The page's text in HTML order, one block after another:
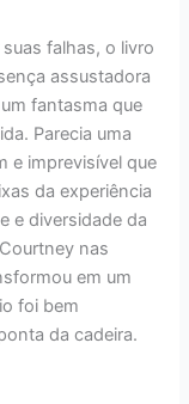
falhas, o livro
assustadora
fantasma que
Parecia uma
e imprevisível que
da experiência
e diversidade da
nas
em um
foi bem
da cadeira.